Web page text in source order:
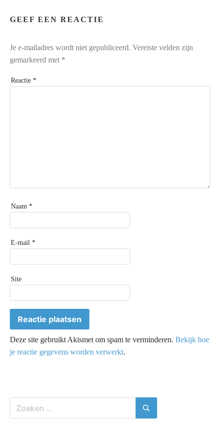
GEEF EEN REACTIE
Je e-mailadres wordt niet gepubliceerd. Vereiste velden zijn
gemarkeerd met *
Reactie *
Naam *
E-mail *
Site
Deze site gebruikt Akismet om spam te verminderen. Bekijk hoe
je reactie gegevens worden verwerkt.
Zoeken
naar:
Zoeken